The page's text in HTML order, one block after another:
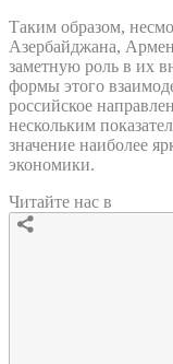
Таким образом,
Азербайджана,
заметную роль в их
формы этого
российское
нескольким
значение наиболее
экономики.
Читайте нас в